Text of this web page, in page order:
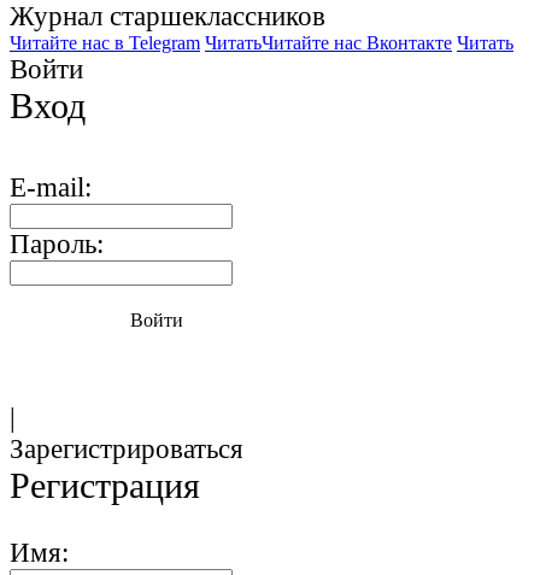
Журнал старшекласcников
Читайте нас в Telegram ЧитатьЧитайте нас Вконтакте Читать
Войти
Вход
E-mail:
Пароль:
Войти
|
Зарегистрироваться
Регистрация
Имя: